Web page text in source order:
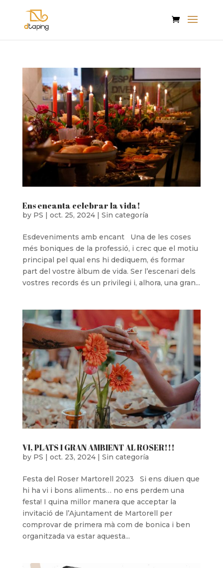
Ens encanta celebrar la vida!
by PS | oct. 25, 2024| Sin categoría
Esdeveniments amb encant Una de les coses
més boniques de la professió, i crec que el motiu
principal pel qual ens hi dediquem, és formar
part del vostre àlbum de vida. Ser l’escenari dels
vostres records és un privilegi i, alhora, una gran...
VI, PLATS I GRAN AMBIENT AL ROSER!!!
by PS | oct. 23, 2024| Sin categoría
Festa del Roser Martorell 2023 Si ens diuen que
hi ha vi i bons aliments… no ens perdem una
festa! I quina millor manera que acceptar la
invitació de l’Ajuntament de Martorell per
comprovar de primera mà com de bonica i ben
organitzada va estar aquesta...